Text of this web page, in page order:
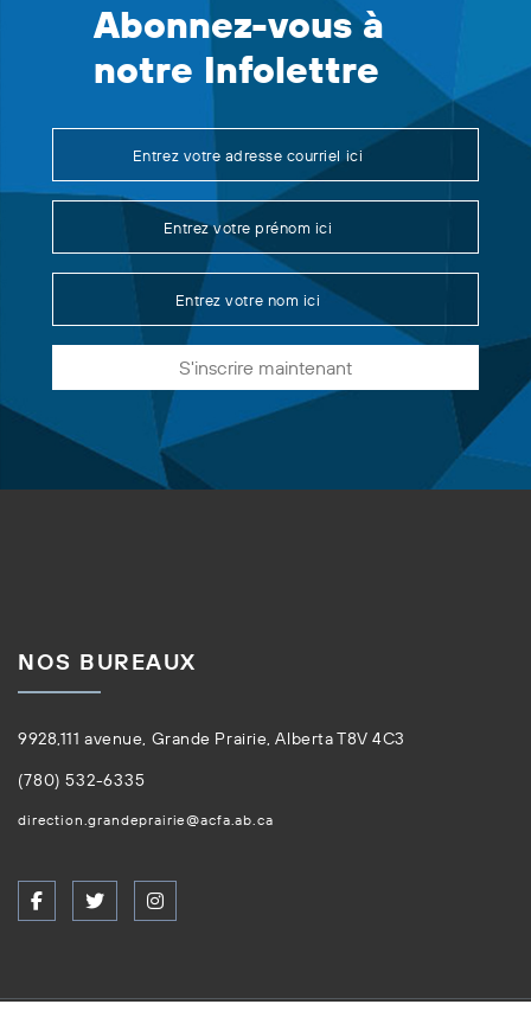
Abonnez-vous à
notre Infolettre
S'inscrire maintenant
NOS BUREAUX
9928,111 avenue, Grande Prairie, Alberta T8V 4C3
(780) 532-6335
direction.grandeprairie@acfa.ab.ca